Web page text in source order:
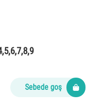
Sebede goş